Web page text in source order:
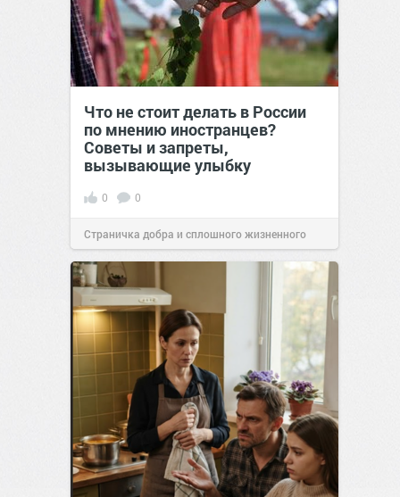
Что не стоит делать в России
по мнению иностранцев?
Советы и запреты,
вызывающие улыбку
0 0
Страничка добра и сплошного жизненного
позитива!00:29Сегодня